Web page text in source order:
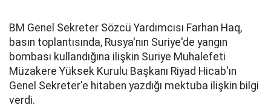
BM Genel Sekreter Sözcü Yardımcısı Farhan Haq,
basın toplantısında, Rusya'nın Suriye'de yangın
bombası kullandığına ilişkin Suriye Muhalefeti
Müzakere Yüksek Kurulu Başkanı Riyad Hicab'ın
Genel Sekreter'e hitaben yazdığı mektuba ilişkin bilgi
verdi.